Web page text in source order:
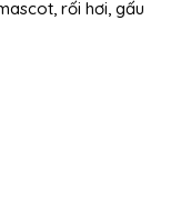
rối hơi, gấu